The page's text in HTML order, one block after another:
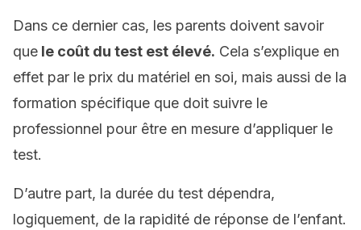
Dans ce dernier cas, les parents doivent savoir
que le coût du test est élevé. Cela s’explique en
effet par le prix du matériel en soi, mais aussi de la
formation spécifique que doit suivre le
professionnel pour être en mesure d’appliquer le
test.
D’autre part, la durée du test dépendra,
logiquement, de la rapidité de réponse de l’enfant.